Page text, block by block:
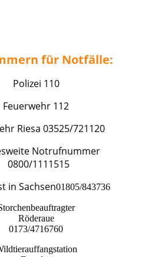
für Notfälle:
Polizei 110
Feuerwehr 112
Riesa 03525/721120
Notrufnummer
0800/1111515
in Sachsen​01805/843736
Röderaue
0173/4716760